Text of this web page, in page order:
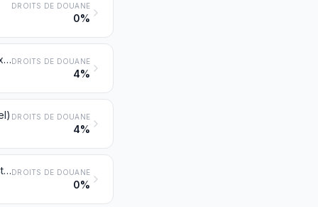
DROITS DE DOUANE
0%
Moteurs à piston alternatif ou rotatif, à allumage par étincelles (moteurs à explosion)DROITS DE DOUANE
4%
DROITS DE DOUANE
4%
Parties reconnaissables comme étant exclusivement ou principalement destinées aux moteurs des nos 8407 ou 8408DROITS DE DOUANE
0%